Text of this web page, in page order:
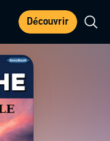
Découvrir